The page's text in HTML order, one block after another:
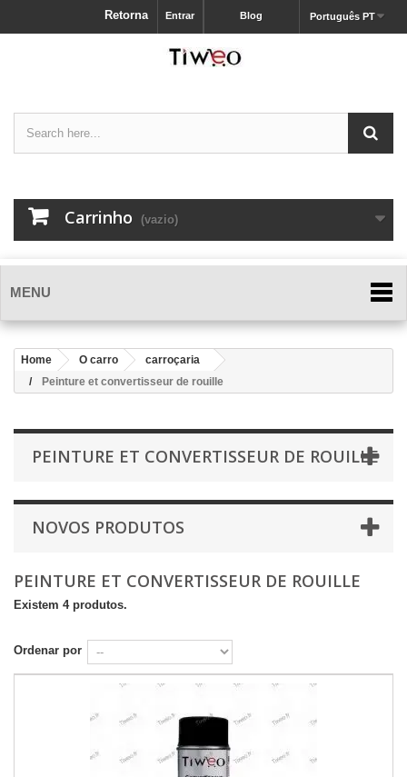
Português PT
Blog
Entrar
Retorna
Carrinho (vazio)
MENU
Home O carro
carroçaria
Peinture et convertisseur de rouille
PEINTURE ET CONVERTISSEUR DE ROUILLE
NOVOS PRODUTOS
PEINTURE ET CONVERTISSEUR DE ROUILLE
Existem 4 produtos.
Ordenar por